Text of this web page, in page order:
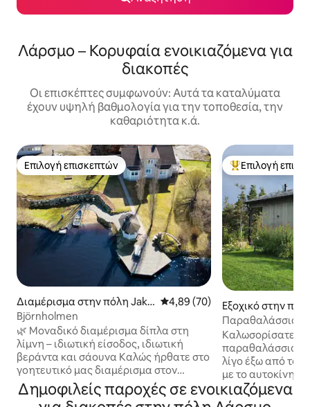
Λάρσμο – Κορυφαία ενοικιαζόμενα για
διακοπές
Οι επισκέπτες συμφωνούν: Αυτά τα καταλύματα
έχουν υψηλή βαθμολογία για την τοποθεσία, την
καθαριότητα κ.ά.
Επιλογή επισκεπτών
Επιλογή επισκεπτών
Διαμέρισμα στην πόλη Jako
bstad
Μέση βαθμολογία: 4,89 στα 5,
4,89 (70)
Björnholmen
🌿 Μοναδικό διαμέρισμα δίπλα στη
λίμνη – ιδιωτική είσοδος, ιδιωτική
βεράντα και σάουνα Καλώς ήρθατε στο
γοητευτικό μας διαμέρισμα στον
επάνω όροφο με ιδιωτική είσοδο, σε
όμορφη τοποθεσία δίπλα στη λίμνη και
Κορυφαία
Επιλογή
Εξοχικό στην
Παραθαλάσσια
House στο
Καλωσορίσατε
παραθαλάσσιο
λίγο έξω από το
με το
το παραθαλάσσιο
κουζίνα, σάουνα
Δημοφιλείς παροχές σε ενοικιαζόμενα